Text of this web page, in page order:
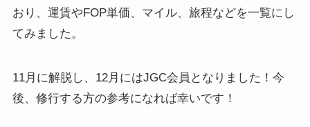
おり、運賃やFOP単価、マイル、旅程などを一覧にし
てみました。
11月に解脱し、12月にはJGC会員となりました！今
後、修行する方の参考になれば幸いです！